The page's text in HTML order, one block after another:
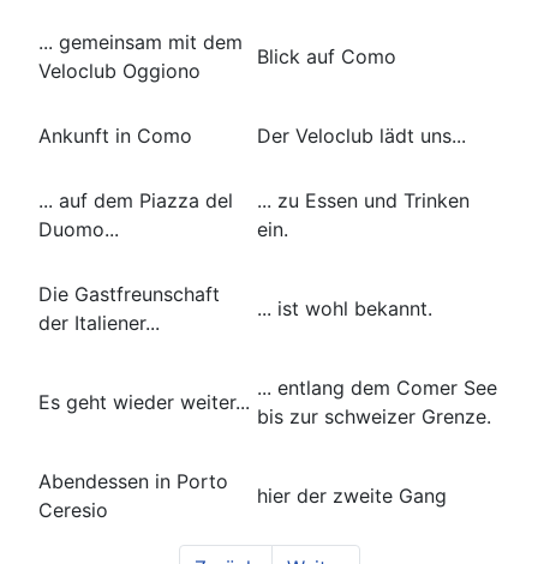
... gemeinsam mit dem
Veloclub Oggiono
Blick auf Como
Ankunft in Como Der Veloclub lädt uns...
... auf dem Piazza del
Duomo...
... zu Essen und Trinken
ein.
Die Gastfreunschaft
der Italiener...
... ist wohl bekannt.
Es geht wieder weiter...
... entlang dem Comer See
bis zur schweizer Grenze.
Abendessen in Porto
Ceresio
hier der zweite Gang